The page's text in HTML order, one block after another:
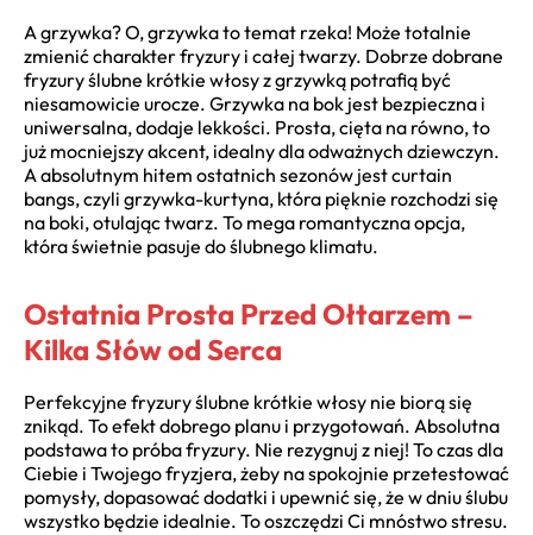
A grzywka? O, grzywka to temat rzeka! Może totalnie
zmienić charakter fryzury i całej twarzy. Dobrze dobrane
fryzury ślubne krótkie włosy z grzywką potrafią być
niesamowicie urocze. Grzywka na bok jest bezpieczna i
uniwersalna, dodaje lekkości. Prosta, cięta na równo, to
już mocniejszy akcent, idealny dla odważnych dziewczyn.
A absolutnym hitem ostatnich sezonów jest curtain
bangs, czyli grzywka-kurtyna, która pięknie rozchodzi się
na boki, otulając twarz. To mega romantyczna opcja,
która świetnie pasuje do ślubnego klimatu.
Ostatnia Prosta Przed Ołtarzem –
Kilka Słów od Serca
Perfekcyjne fryzury ślubne krótkie włosy nie biorą się
znikąd. To efekt dobrego planu i przygotowań. Absolutna
podstawa to próba fryzury. Nie rezygnuj z niej! To czas dla
Ciebie i Twojego fryzjera, żeby na spokojnie przetestować
pomysły, dopasować dodatki i upewnić się, że w dniu ślubu
wszystko będzie idealnie. To oszczędzi Ci mnóstwo stresu.